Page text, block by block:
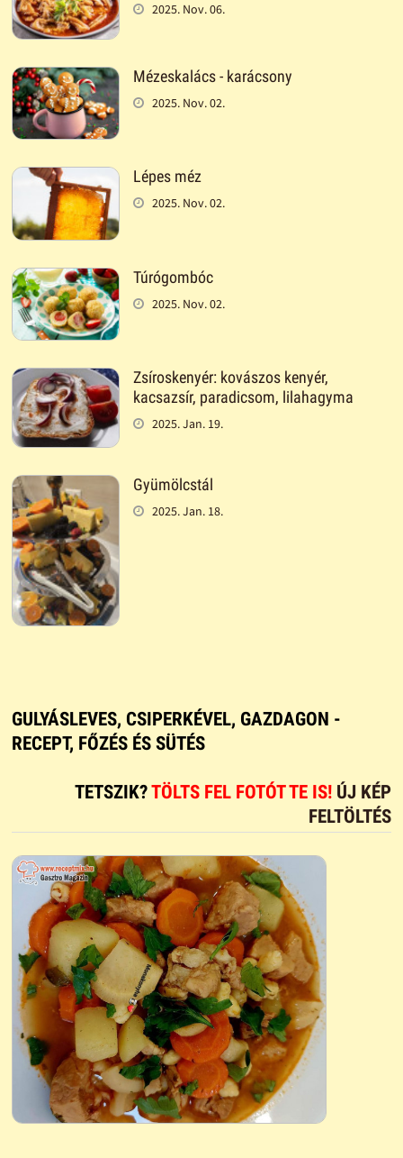
2025. Nov. 06.
Mézeskalács - karácsony
2025. Nov. 02.
Lépes méz
2025. Nov. 02.
Túrógombóc
2025. Nov. 02.
Zsíroskenyér: kovászos kenyér,
kacsazsír, paradicsom, lilahagyma
2025. Jan. 19.
Gyümölcstál
2025. Jan. 18.
GULYÁSLEVES, CSIPERKÉVEL, GAZDAGON -
RECEPT, FŐZÉS ÉS SÜTÉS
TETSZIK?TÖLTS FEL FOTÓT TE IS! ÚJ KÉP
FELTÖLTÉS